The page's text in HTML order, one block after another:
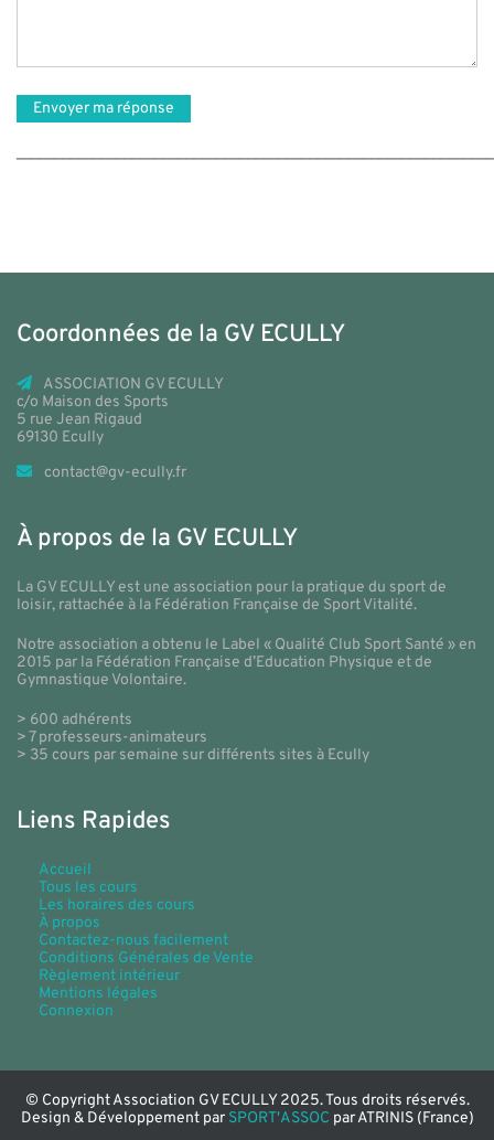
Coordonnées de la GV ECULLY
ASSOCIATION GV ECULLY
c/o Maison des Sports
5 rue Jean Rigaud
69130 Ecully
contact@gv-ecully.fr
À propos de la GV ECULLY
La GV ECULLY est une association pour la pratique du sport de
loisir, rattachée à la Fédération Française de Sport Vitalité.
Notre association a obtenu le Label « Qualité Club Sport Santé » en
2015 par la Fédération Française d’Education Physique et de
Gymnastique Volontaire.
> 600 adhérents
> 7 professeurs-animateurs
> 35 cours par semaine sur différents sites à Ecully
Liens Rapides
Accueil
Tous les cours
Les horaires des cours
À propos
Contactez-nous facilement
Conditions Générales de Vente
Règlement intérieur
Mentions légales
Connexion
© Copyright Association GV ECULLY 2025. Tous droits réservés.
Design & Développement par SPORT'ASSOC par ATRINIS (France)